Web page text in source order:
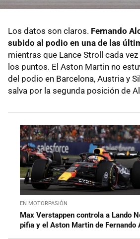
Los datos son claros. Fernando
subido al podio en una de las
mientras que Lance Stroll cada
los puntos. El Aston Martin no
del podio en Barcelona, Austria y
salva por la segunda posición de
EN MOTORPASIÓN
Max Verstappen controla a Lando
pifia y el Aston Martin de Fernando